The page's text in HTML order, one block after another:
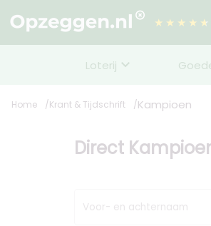
★★★★★
Loterij
Home Krant & Tijdschrift Kampioen
Direct
Voor- en achternaam